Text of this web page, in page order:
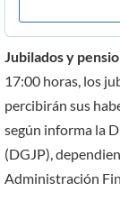
Jubilados y
17:00 horas, los
percibirán sus
según informa la
(DGJP),
Administración